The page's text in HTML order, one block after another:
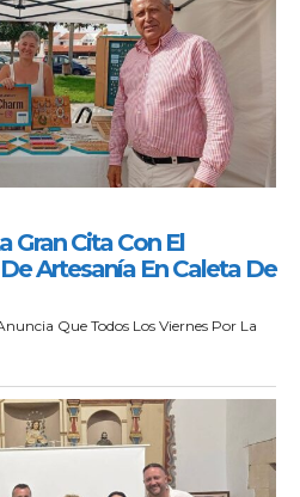
Gran Cita Con El
Artesanía En Caleta De
Que Todos Los Viernes Por La